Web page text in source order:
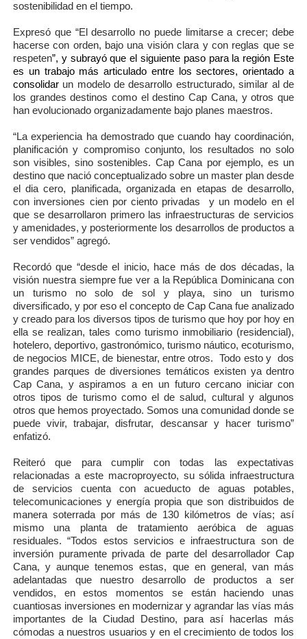
sostenibilidad en el tiempo.
Expresó que “El desarrollo no puede limitarse a crecer; debe
hacerse con orden, bajo una visión clara y con reglas que se
respeten”, y subrayó que el siguiente paso para la región Este
es un trabajo más articulado entre los sectores, orientado a
consolidar un modelo de desarrollo estructurado, similar al de
los grandes destinos como el destino Cap Cana, y otros que
han evolucionado organizadamente bajo planes maestros.
“La experiencia ha demostrado que cuando hay coordinación,
planificación y compromiso conjunto, los resultados no solo
son visibles, sino sostenibles. Cap Cana por ejemplo, es un
destino que nació conceptualizado sobre un master plan desde
el dia cero, planificada, organizada en etapas de desarrollo,
con inversiones cien por ciento privadas
y un modelo en el
que se desarrollaron primero las infraestructuras de servicios
y amenidades, y posteriormente los desarrollos de productos a
ser vendidos” agregó.
Recordó que “desde el inicio, hace más de dos décadas, la
visión nuestra siempre fue ver a la República Dominicana con
un turismo no solo de sol y playa, sino un turismo
diversificado, y por eso el concepto de Cap Cana fue analizado
y creado para los diversos tipos de turismo que hoy por hoy en
ella se realizan, tales como turismo inmobiliario (residencial),
hotelero, deportivo, gastronómico, turismo náutico, ecoturismo,
de negocios MICE, de bienestar, entre otros.
Todo esto y dos
grandes parques de diversiones temáticos existen ya dentro
Cap Cana, y aspiramos a en un futuro cercano iniciar con
otros tipos de turismo como el de salud, cultural y algunos
otros que hemos proyectado. Somos una comunidad donde se
puede vivir, trabajar, disfrutar, descansar y hacer turismo”
enfatizó.
Reiteró que para cumplir con todas las expectativas
relacionadas a este macroproyecto, su sólida infraestructura
de servicios cuenta con acueducto de aguas potables,
telecomunicaciones y energía propia que son distribuidos de
manera soterrada por más de 130 kilómetros de vías; así
mismo una planta de tratamiento aeróbica de aguas
residuales. “Todos estos servicios e infraestructura son de
inversión puramente privada de parte del desarrollador Cap
Cana, y aunque tenemos estas, que en general, van más
adelantadas que nuestro desarrollo de productos a ser
vendidos, en estos momentos se están haciendo unas
cuantiosas inversiones en modernizar y agrandar las vías más
importantes de la Ciudad Destino, para así hacerlas más
cómodas a nuestros usuarios y en el crecimiento de todos los